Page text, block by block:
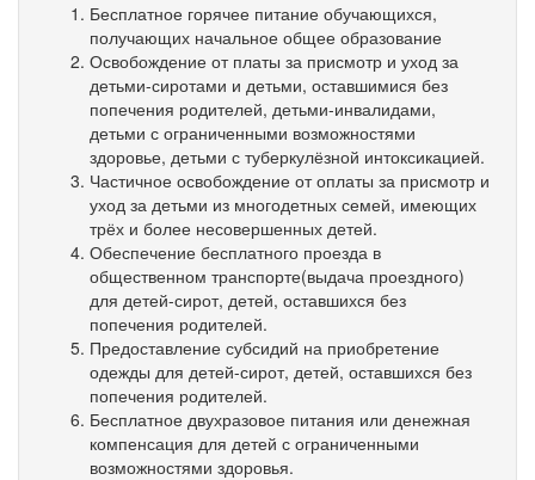
Бесплатное горячее питание обучающихся,
получающих начальное общее образование
Освобождение от платы за присмотр и уход за
детьми-сиротами и детьми, оставшимися без
попечения родителей, детьми-инвалидами,
детьми с ограниченными возможностями
здоровье, детьми с туберкулёзной интоксикацией.
Частичное освобождение от оплаты за присмотр и
уход за детьми из многодетных семей, имеющих
трёх и более несовершенных детей.
Обеспечение бесплатного проезда в
общественном транспорте(выдача проездного)
для детей-сирот, детей, оставшихся без
попечения родителей.
Предоставление субсидий на приобретение
одежды для детей-сирот, детей, оставшихся без
попечения родителей.
Бесплатное двухразовое питания или денежная
компенсация для детей с ограниченными
возможностями здоровья.